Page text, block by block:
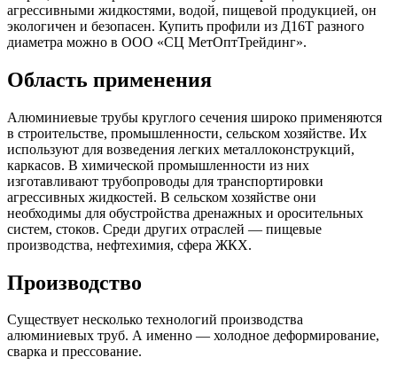
агрессивными жидкостями, водой, пищевой продукцией, он
экологичен и безопасен. Купить профили из Д16Т разного
диаметра можно в ООО «СЦ МетОптТрейдинг».
Область применения
Алюминиевые трубы круглого сечения широко применяются
в строительстве, промышленности, сельском хозяйстве. Их
используют для возведения легких металлоконструкций,
каркасов. В химической промышленности из них
изготавливают трубопроводы для транспортировки
агрессивных жидкостей. В сельском хозяйстве они
необходимы для обустройства дренажных и оросительных
систем, стоков. Среди других отраслей — пищевые
производства, нефтехимия, сфера ЖКХ.
Производство
Существует несколько технологий производства
алюминиевых труб. А именно — холодное деформирование,
сварка и прессование.